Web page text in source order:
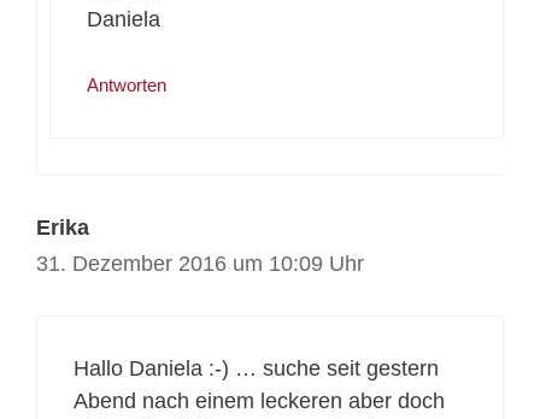
Daniela
Antworten
Erika
31. Dezember 2016 um 10:09 Uhr
Hallo Daniela :-) … suche seit gestern
Abend nach einem leckeren aber doch